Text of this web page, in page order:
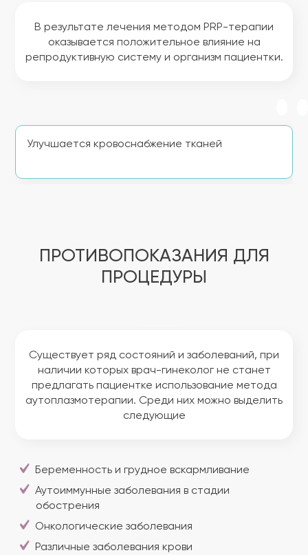
В результате лечения методом PRP-терапии
оказывается положительное влияние на
репродуктивную систему и организм пациентки.
Улучшается кровоснабжение тканей
ПРОТИВОПОКАЗАНИЯ ДЛЯ
ПРОЦЕДУРЫ
Существует ряд состояний и заболеваний, при
наличии которых врач-гинеколог не станет
предлагать пациентке использование метода
аутоплазмотерапии. Среди них можно выделить
следующие
Беременность и грудное вскармливание
Аутоиммунные заболевания в стадии
обострения
Онкологические заболевания
Различные заболевания крови